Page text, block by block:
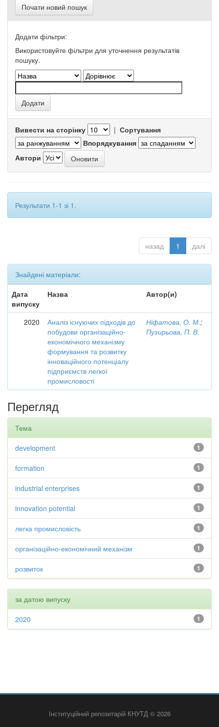
Почати новий пошук
Додати фільтри:
Використовуйте фільтри для уточнення результатів
пошуку.
Вивести на сторінку | Сортування
Впорядкування
Автори
Результати 1-1 зі 1.
назад 1 далі
Знайдені матеріали:
Дата
випуску
Назва Автор(и)
2020
Аналіз існуючих підходів до
побудови організаційно-
економічного механізму
формування та розвитку
інноваційного потенціалу
підприємств легкої
промисловості
Ніфатова, О. М.;
Пузирьова, П. В.
Перегляд
Тема
1
development
1
formation
1
industrial enterprises
1
innovation potential
1
легка промисловість
1
організаційно-економічний механізм
1
розвиток
за датою випуску
1
2020
Інституційний репозитарій КНУТД © 2026